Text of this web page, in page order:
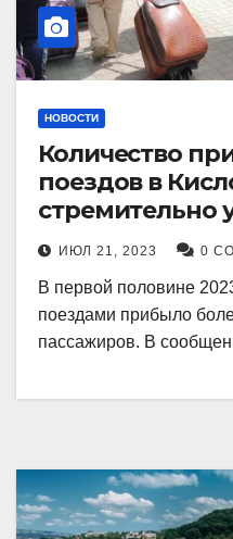
НОВОСТИ
Количество
поездов в
стремительно
ИЮЛ 21, 2023 0
В первой половине
поездами прибыло
пассажиров. В